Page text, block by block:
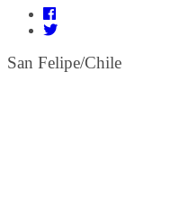
San Felipe/Chile